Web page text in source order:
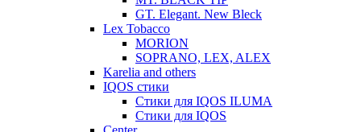
GT. Elegant. New Bleck
Lex Tobacco
MORION
SOPRANO, LEX, ALEX
Karelia and others
IQOS стики
Стики для IQOS ILUMA
Стики для IQOS